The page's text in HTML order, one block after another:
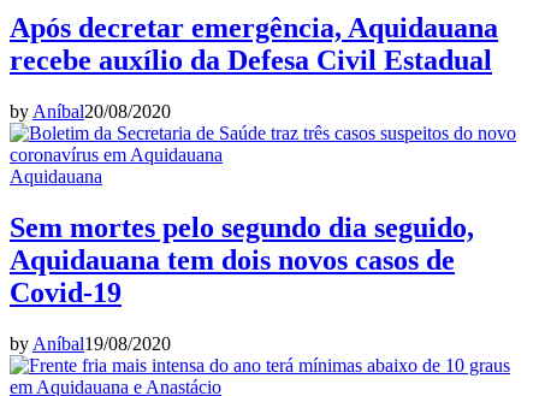
Após decretar emergência, Aquidauana
recebe auxílio da Defesa Civil Estadual
by Aníbal20/08/2020
Aquidauana
Sem mortes pelo segundo dia seguido,
Aquidauana tem dois novos casos de
Covid-19
by Aníbal19/08/2020